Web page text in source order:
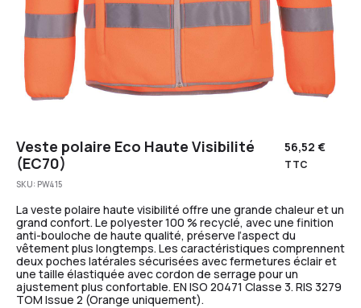
Veste polaire Eco Haute Visibilité
(EC70)
56,52€
TTC
SKU: PW415
La veste polaire haute visibilité offre une grande chaleur et un
grand confort. Le polyester 100 % recyclé, avec une finition
anti-bouloche de haute qualité, préserve l’aspect du
vêtement plus longtemps. Les caractéristiques comprennent
deux poches latérales sécurisées avec fermetures éclair et
une taille élastiquée avec cordon de serrage pour un
ajustement plus confortable. EN ISO 20471 Classe 3. RIS 3279
TOM Issue 2 (Orange uniquement).